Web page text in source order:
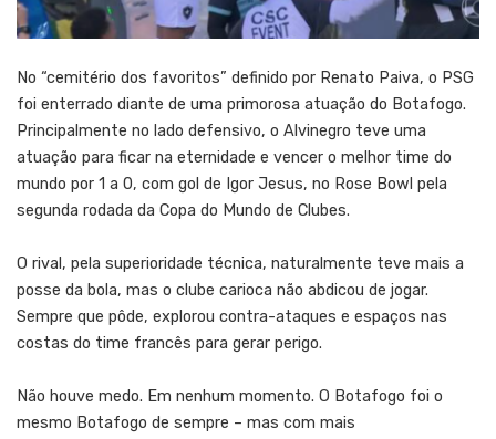
No “cemitério dos favoritos” definido por Renato Paiva, o PSG
foi enterrado diante de uma primorosa atuação do Botafogo.
Principalmente no lado defensivo, o Alvinegro teve uma
atuação para ficar na eternidade e vencer o melhor time do
mundo por 1 a 0, com gol de Igor Jesus, no Rose Bowl pela
segunda rodada da Copa do Mundo de Clubes.
O rival, pela superioridade técnica, naturalmente teve mais a
posse da bola, mas o clube carioca não abdicou de jogar.
Sempre que pôde, explorou contra-ataques e espaços nas
costas do time francês para gerar perigo.
Não houve medo. Em nenhum momento. O Botafogo foi o
mesmo Botafogo de sempre – mas com mais